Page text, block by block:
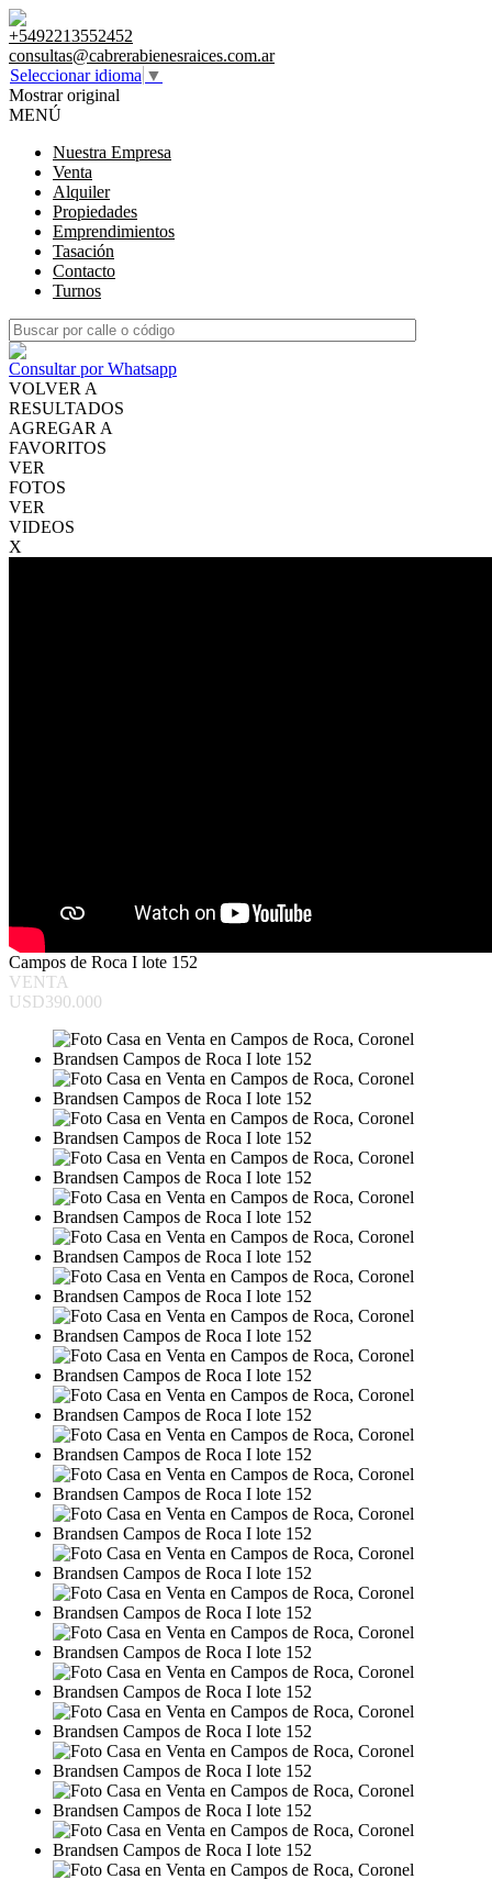
+5492213552452
consultas@cabrerabienesraices.com.ar
Seleccionar idioma ▼
Mostrar original
MENÚ
Nuestra Empresa
Venta
Alquiler
Propiedades
Emprendimientos
Tasación
Contacto
Turnos
Consultar por Whatsapp
VOLVER A
RESULTADOS
AGREGAR A
FAVORITOS
VER
FOTOS
VER
VIDEOS
X
Campos de Roca I lote 152
VENTA
USD390.000